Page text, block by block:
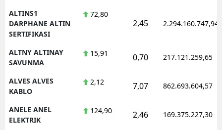
ALTINS1
DARPHANE ALTIN
SERTIFIKASI
72,80
2,45 2.294.160.747,94
ALTNY ALTINAY
SAVUNMA
15,91 0,70 217.121.259,65
ALVES ALVES
KABLO
2,12 7,07 862.693.604,57
ANELE ANEL
ELEKTRIK
124,90 2,46 169.375.227,30